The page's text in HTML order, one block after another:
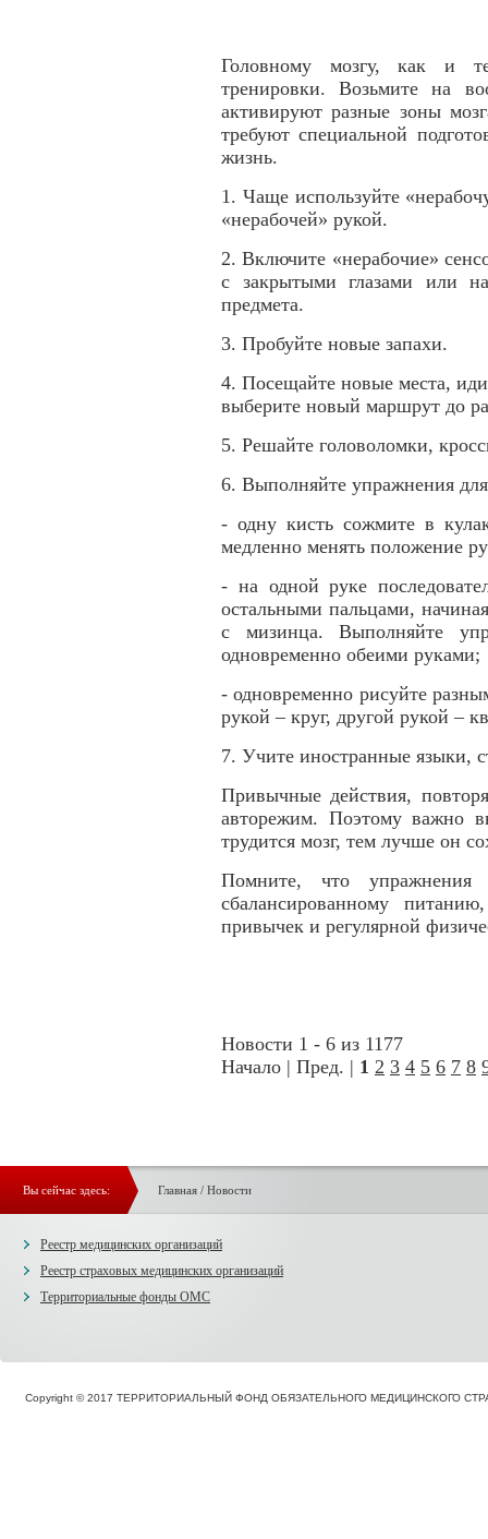
Головному мозгу, как и
тренировки. Возьмите на
активируют разные зоны
требуют специальной
жизнь.
1. Чаще используйте
«нерабочей» рукой.
2. Включите «нерабочие»
с закрытыми глазами или
предмета.
3. Пробуйте новые запахи.
4. Посещайте новые места,
выберите новый маршрут до
5. Решайте головоломки,
6. Выполняйте упражнения
- одну кисть сожмите в
медленно менять положение
- на одной руке
остальными пальцами,
с мизинца. Выполняйте
одновременно обеими руками;
- одновременно рисуйте
рукой – круг, другой рукой –
7. Учите иностранные языки,
Привычные действия,
авторежим. Поэтому важно
трудится мозг, тем лучше он
Помните, что
сбалансированному
привычек и регулярной
Новости 1 - 6 из 1177
Начало | Пред. | 1 2 3 4 5 6 7 8
Вы сейчас здесь: Главная/ Новости
Реестр медицинских организаций
Реестр страховых медицинских организаций
Территориальные фонды ОМС
Copyright © 2017 ТЕРРИТОРИАЛЬНЫЙ ФОНД ОБЯЗАТЕЛЬНОГО МЕДИЦИНСКОГО